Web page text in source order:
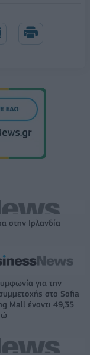
στην Ιρλανδία
για την
στο Sofia
Mall έναντι 49,35